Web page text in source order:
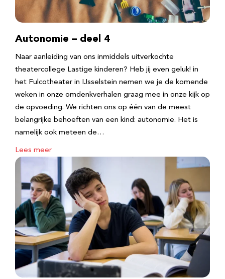
Autonomie – deel 4
Naar aanleiding van ons inmiddels uitverkochte
theatercollege Lastige kinderen? Heb jij even geluk! in
het Fulcotheater in IJsselstein nemen we je de komende
weken in onze omdenkverhalen graag mee in onze kijk op
de opvoeding. We richten ons op één van de meest
belangrijke behoeften van een kind: autonomie. Het is
namelijk ook meteen de…
Lees meer